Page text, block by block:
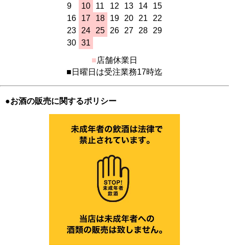
9
10 11 12 13 14
15
16
17 18 19 20 21
22
23
24 25 26 27 28
29
30 31
■店舗休業日
■日曜日は受注業務17時迄
●お酒の販売に関するポリシー